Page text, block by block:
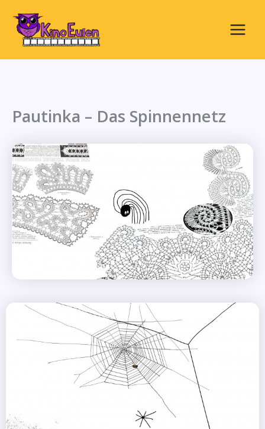
Inhalt
springen
Main
Menu
Pautinka – Das Spinnennetz